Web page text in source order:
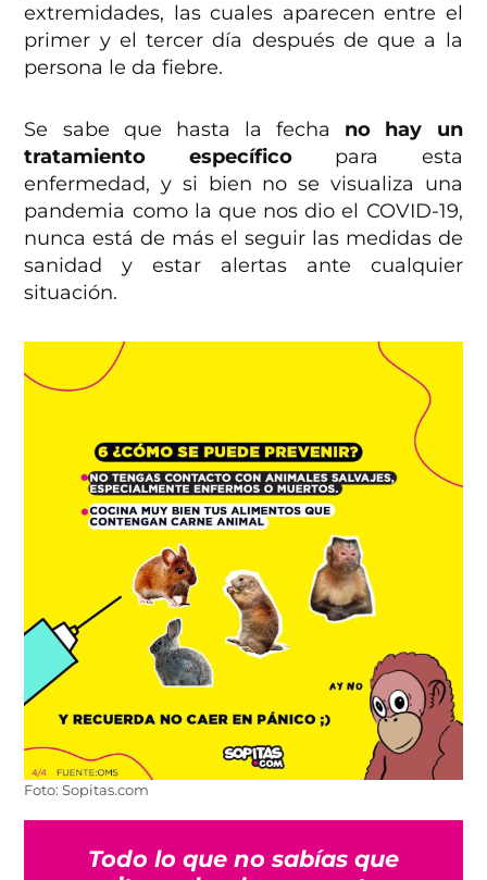
extremidades, las cuales aparecen entre el
primer y el tercer día después de que a la
persona le da fiebre.
Se sabe que hasta la fecha no hay un
tratamiento específico para esta
enfermedad, y si bien no se visualiza una
pandemia como la que nos dio el COVID-19,
nunca está de más el seguir las medidas de
sanidad y estar alertas ante cualquier
situación.
Foto: Sopitas.com
Todo lo que no sabías que